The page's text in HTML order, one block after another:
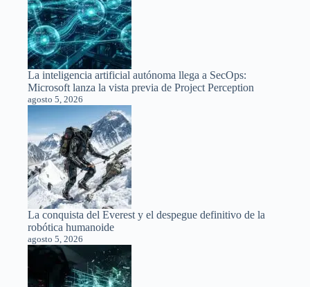
La inteligencia artificial autónoma llega a SecOps:
Microsoft lanza la vista previa de Project Perception
agosto 5, 2026
La conquista del Everest y el despegue definitivo de la
robótica humanoide
agosto 5, 2026